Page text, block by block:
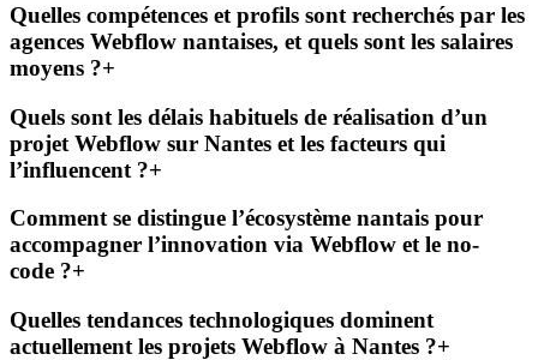
Quelles compétences et profils sont recherchés par les
agences Webflow nantaises, et quels sont les salaires
moyens ?+
Quels sont les délais habituels de réalisation d’un
projet Webflow sur Nantes et les facteurs qui
l’influencent ?+
Comment se distingue l’écosystème nantais pour
accompagner l’innovation via Webflow et le no-
code ?+
Quelles tendances technologiques dominent
actuellement les projets Webflow à Nantes ?+